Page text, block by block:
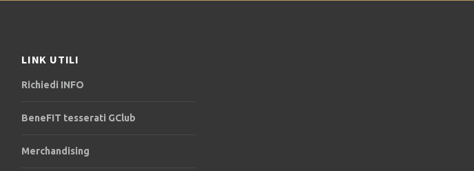
LINK UTILI
Richiedi INFO
BeneFIT tesserati GClub
Merchandising